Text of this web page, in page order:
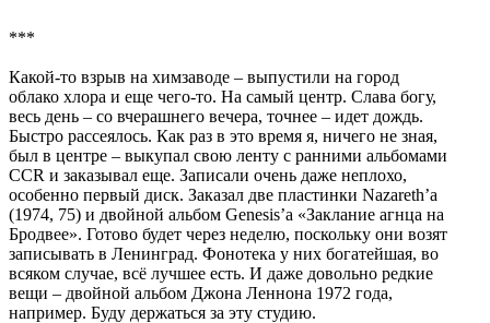
***
Какой-то взрыв на химзаводе – выпустили на город
облако хлора и еще чего-то. На самый центр. Слава богу,
весь день – со вчерашнего вечера, точнее – идет дождь.
Быстро рассеялось. Как раз в это время я, ничего не зная,
был в центре – выкупал свою ленту с ранними альбомами
CCR и заказывал еще. Записали очень даже неплохо,
особенно первый диск. Заказал две пластинки Nazareth’а
(1974, 75) и двойной альбом Genesis’а «Заклание агнца на
Бродвее». Готово будет через неделю, поскольку они возят
записывать в Ленинград. Фонотека у них богатейшая, во
всяком случае, всё лучшее есть. И даже довольно редкие
вещи – двойной альбом Джона Леннона 1972 года,
например. Буду держаться за эту студию.